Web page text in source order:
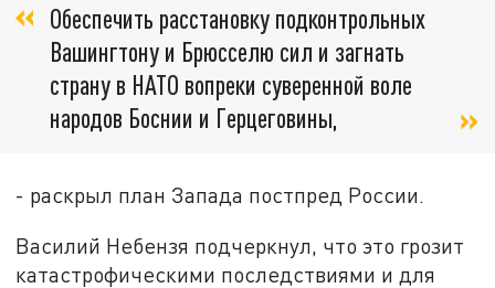
Обеспечить расстановку подконтрольных
Вашингтону и Брюсселю сил и загнать
страну в НАТО вопреки суверенной воле
народов Боснии и Герцеговины,
- раскрыл план Запада постпред России.
Василий Небензя подчеркнул, что это грозит
катастрофическими последствиями и для